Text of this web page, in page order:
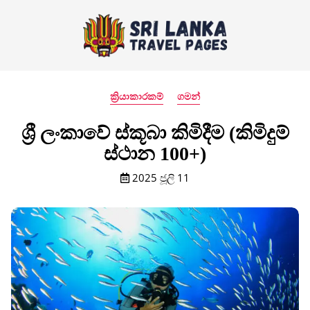
ක්‍රියාකාරකම් ගමන්
ශ්‍රී ලංකාවේ ස්කූබා කිමිදීම (කිමිදුම්
ස්ථාන 100+)
2025 ජූලි 11